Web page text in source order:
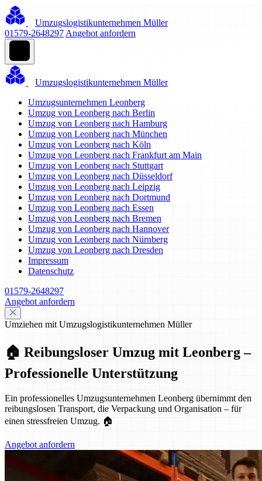
Umzugslogistikunternehmen Müller
01579-2648297 Angebot anfordern
Umzugslogistikunternehmen Müller
Umzugsunternehmen Leonberg
Umzug von Leonberg nach Berlin
Umzug von Leonberg nach Hamburg
Umzug von Leonberg nach München
Umzug von Leonberg nach Köln
Umzug von Leonberg nach Frankfurt am Main
Umzug von Leonberg nach Stuttgart
Umzug von Leonberg nach Düsseldorf
Umzug von Leonberg nach Leipzig
Umzug von Leonberg nach Dortmund
Umzug von Leonberg nach Essen
Umzug von Leonberg nach Bremen
Umzug von Leonberg nach Hannover
Umzug von Leonberg nach Nürnberg
Umzug von Leonberg nach Dresden
Impressum
Datenschutz
01579-2648297
Angebot anfordern
Umziehen mit Umzugslogistikunternehmen Müller
🏠 Reibungsloser Umzug mit Leonberg –
Professionelle Unterstützung
Ein professionelles Umzugsunternehmen Leonberg übernimmt den
reibungslosen Transport, die Verpackung und Organisation – für
einen stressfreien Umzug. 🏠
Angebot anfordern